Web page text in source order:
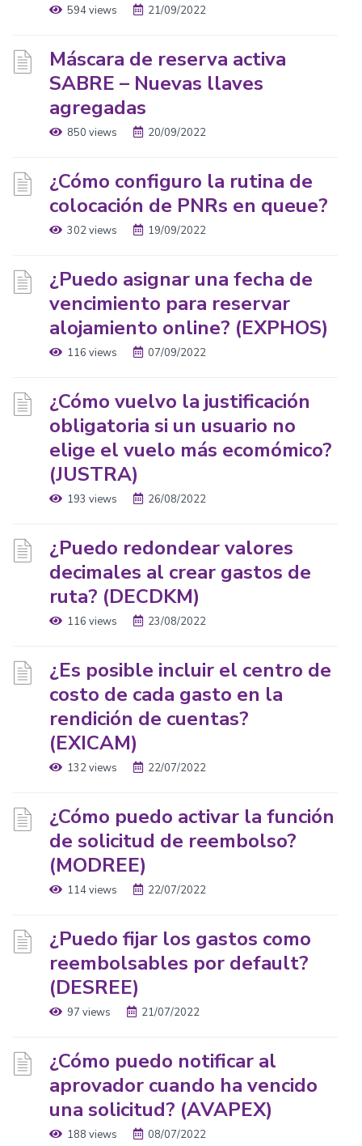
594 views 21/09/2022
Máscara de reserva activa
SABRE – Nuevas llaves
agregadas
850 views 20/09/2022
¿Cómo configuro la rutina de
colocación de PNRs en queue?
302 views 19/09/2022
¿Puedo asignar una fecha de
vencimiento para reservar
alojamiento online? (EXPHOS)
116 views 07/09/2022
¿Cómo vuelvo la justificación
obligatoria si un usuario no
elige el vuelo más ecomómico?
(JUSTRA)
193 views 26/08/2022
¿Puedo redondear valores
decimales al crear gastos de
ruta? (DECDKM)
116 views 23/08/2022
¿Es posible incluir el centro de
costo de cada gasto en la
rendición de cuentas?
(EXICAM)
132 views 22/07/2022
¿Cómo puedo activar la función
de solicitud de reembolso?
(MODREE)
114 views 22/07/2022
¿Puedo fijar los gastos como
reembolsables por default?
(DESREE)
97 views 21/07/2022
¿Cómo puedo notificar al
aprovador cuando ha vencido
una solicitud? (AVAPEX)
188 views 08/07/2022